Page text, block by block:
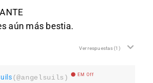
aún más bestia.
Ver respuestas(1)
(@angelsuils) EM Off